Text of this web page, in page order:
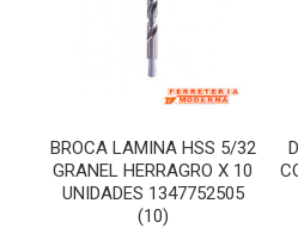
BROCA LAMINA HSS 5/32
GRANEL HERRAGRO X 10
UNIDADES 1347752505
(10)